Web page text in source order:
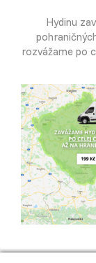
Hydinu
rozvážame po